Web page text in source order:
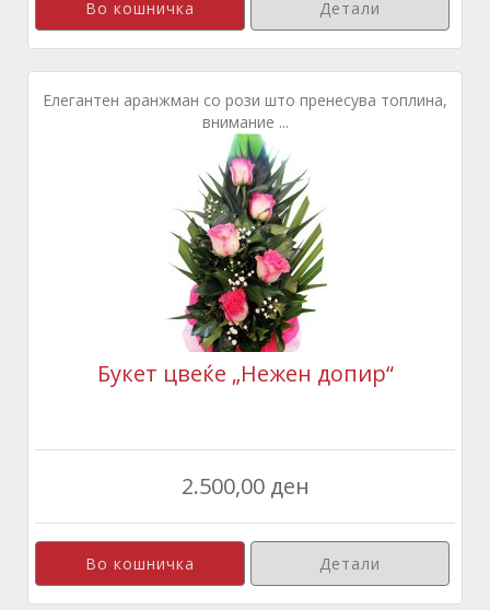
Детали
Елегантен аранжман со рози што пренесува топлина,
внимание ...
Букет цвеќе „Нежен допир“
2.500,00 ден
Детали